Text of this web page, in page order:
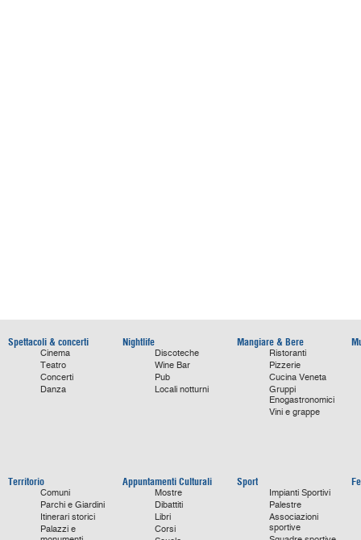
Spettacoli & concerti
Cinema
Teatro
Concerti
Danza
Nightlife
Discoteche
Wine Bar
Pub
Locali notturni
Mangiare & Bere
Ristoranti
Pizzerie
Cucina Veneta
Gruppi
Enogastronomici
Vini e grappe
Territorio
Comuni
Parchi e Giardini
Itinerari storici
Palazzi e
Appuntamenti Culturali
Mostre
Dibattiti
Libri
Corsi
Sport
Impianti Sportivi
Palestre
Associazioni
sportive